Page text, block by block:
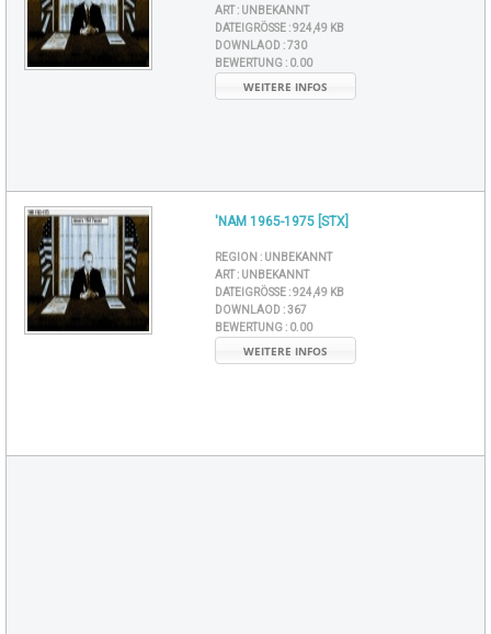
ART : UNBEKANNT
DATEIGRÖSSE : 924,49 KB
DOWNLAOD :730
BEWERTUNG : 0.00
WEITERE INFOS
'NAM 1965-1975 [STX]
REGION : UNBEKANNT
ART : UNBEKANNT
DATEIGRÖSSE : 924,49 KB
DOWNLAOD :367
BEWERTUNG : 0.00
WEITERE INFOS